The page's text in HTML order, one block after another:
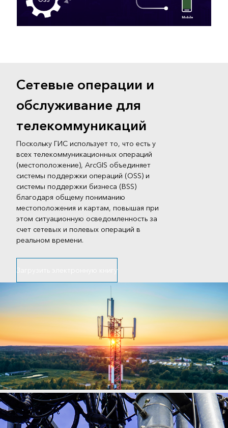
Сетевые операции и
обслуживание для
телекоммуникаций
Поскольку ГИС использует то, что есть у
всех телекоммуникационных операций
(местоположение), ArcGIS объединяет
системы поддержки операций (OSS) и
системы поддержки бизнеса (BSS)
благодаря общему пониманию
местоположения и картам, повышая при
этом ситуационную осведомленность за
счет сетевых и полевых операций в
реальном времени.
Загрузить электронную книгу